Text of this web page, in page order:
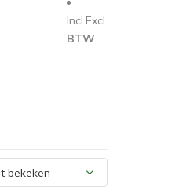
Incl.Excl.
BTW